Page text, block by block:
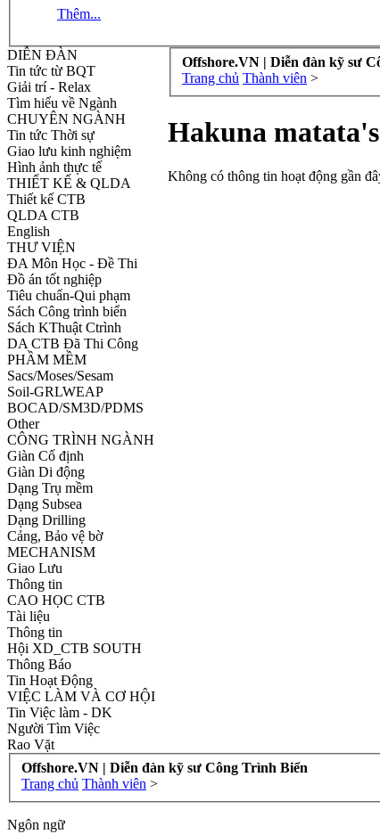
Thêm...
DIỄN ĐÀN
Tin tức từ BQT
Giải trí - Relax
Tìm hiểu về Ngành
CHUYÊN NGÀNH
Tin tức Thời sự
Giao lưu kinh nghiệm
Hình ảnh thực tế
THIẾT KẾ & QLDA
Thiết kế CTB
QLDA CTB
English
THƯ VIỆN
ĐA Môn Học - Đề Thi
Đồ án tốt nghiệp
Tiêu chuẩn-Qui phạm
Sách Công trình biển
Sách KThuật Ctrình
DA CTB Đã Thi Công
PHẦM MỀM
Sacs/Moses/Sesam
Soil-GRLWEAP
BOCAD/SM3D/PDMS
Other
CÔNG TRÌNH NGÀNH
Giàn Cố định
Giàn Di động
Dạng Trụ mềm
Dạng Subsea
Dạng Drilling
Cảng, Bảo vệ bờ
MECHANISM
Giao Lưu
Thông tin
CAO HỌC CTB
Tài liệu
Thông tin
Hội XD_CTB SOUTH
Thông Báo
Tin Hoạt Động
VIỆC LÀM VÀ CƠ HỘI
Tin Việc làm - DK
Người Tìm Việc
Rao Vặt
Offshore.VN | Diễn đàn kỹ sư
Trang chủ Thành viên >
Hakuna
Không có thông tin hoạt động gần
Offshore.VN | Diễn đàn kỹ sư Công Trình Biển
Trang chủ Thành viên >
Ngôn ngữ